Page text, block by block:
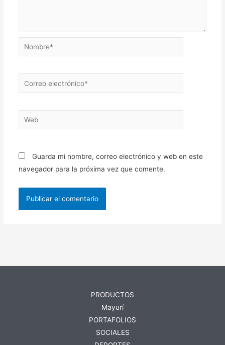
Nombre*
Correo
electrónico*
Web
Guarda mi nombre, correo electrónico y web en este
navegador para la próxima vez que comente.
PRODUCTOS
Mayurí
PORTAFOLIOS
SOCIALES